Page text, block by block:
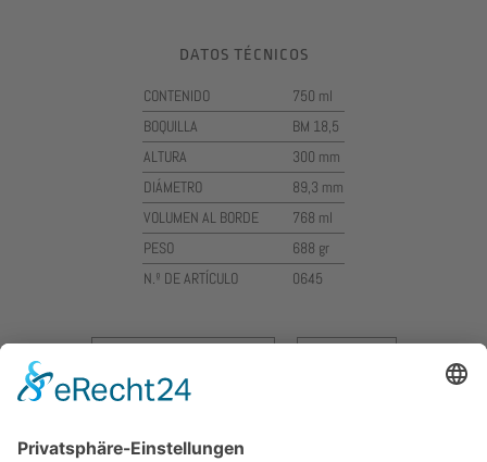
DATOS TÉCNICOS
CONTENIDO
750 ml
BOQUILLA
BM 18,5
ALTURA
300 mm
DIÁMETRO
89,3 mm
VOLUMEN AL BORDE
768 ml
PESO
688 gr
N.º DE ARTÍCULO
0645